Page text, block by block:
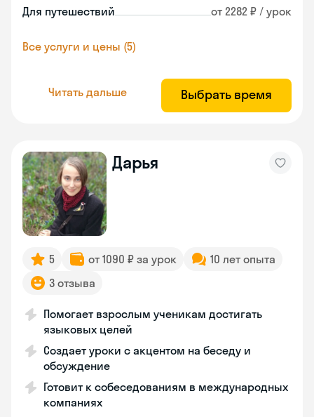
Для путешествий от 2282 ₽ / урок
Все услуги и цены (5)
Читать дальше Выбрать время
Дарья
5 от 1090 ₽ за урок
10 лет опыта
3 отзыва
Помогает взрослым ученикам достигать
языковых целей
Создает уроки с акцентом на беседу и
обсуждение
Готовит к собеседованиям в международных
компаниях